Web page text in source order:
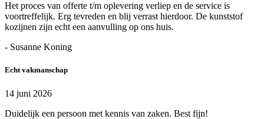
Het proces van offerte t/m oplevering verliep en de service is
voortreffelijk. Erg tevreden en blij verrast hierdoor. De kunststof
kozijnen zijn echt een aanvulling op ons huis.
- Susanne Koning
Echt vakmanschap
14 juni 2026
Duidelijk een persoon met kennis van zaken. Best fijn!